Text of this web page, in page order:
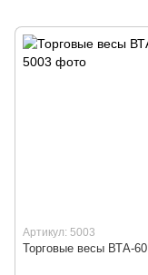
Артикул: 5003
Торговые весы ВТА-60